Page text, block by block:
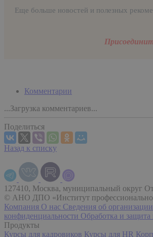
Еще больше новостей и полезных
Комментарии
...Загрузка комментариев...
Поделиться
Назад к списку
127410, Москва, муниципальный округ
© АНО ДПО «Институт
Компания О нас Сведения об организации
конфиденциальности Обработка и
Продукты
Курсы для кадровиков Курсы для HR